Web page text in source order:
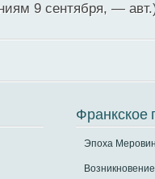
9 сентября, —
Франкское
Эпоха